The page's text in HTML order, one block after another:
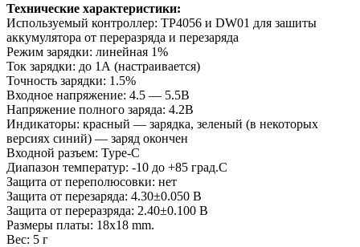
Технические характеристики:
Используемый контроллер: TP4056 и DW01 для зашиты
аккумулятора от переразряда и перезаряда
Режим зарядки: линейная 1%
Ток зарядки: до 1А (настраивается)
Точность зарядки: 1.5%
Входное напряжение: 4.5 — 5.5В
Напряжение полного заряда: 4.2В
Индикаторы: красный — зарядка, зеленый (в некоторых
версиях синий) — заряд окончен
Входной разъем: Type-C
Диапазон температур: -10 до +85 град.С
Защита от переполюсовки: нет
Защита от перезаряда: 4.30±0.050 В
Защита от переразряда: 2.40±0.100 В
Размеры платы: 18х18 mm.
Вес: 5 г